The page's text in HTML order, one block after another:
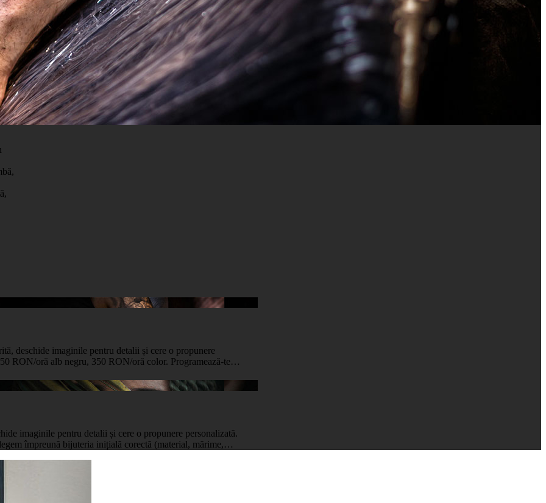
deschide imaginile pentru detalii și cere o propunere
RON/oră alb negru, 350 RON/oră color. Programează-te…
imaginile pentru detalii și cere o propunere personalizată.
împreună bijuteria inițială corectă (material, mărime,…